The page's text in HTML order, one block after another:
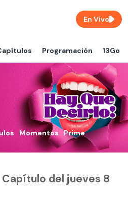
Programación 13Go
En Vivo
Momentos Prime
Capítulo del jueves 8